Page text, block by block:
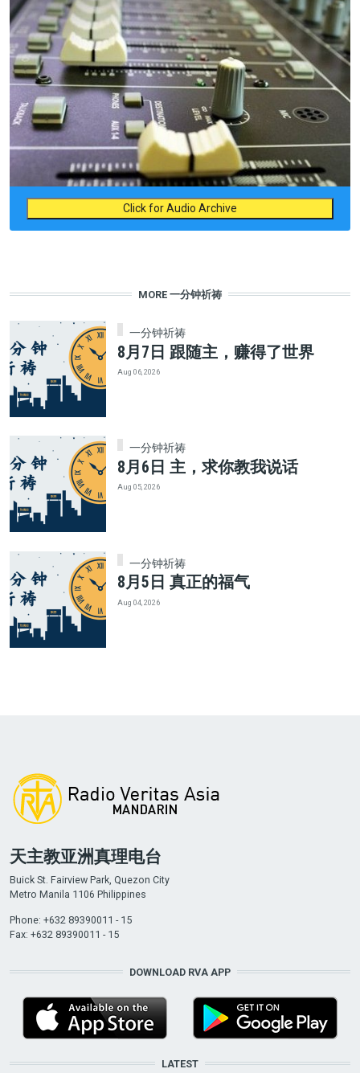
Click for Audio Archive
MORE 一分钟祈祷
一分钟祈祷
8月7日 跟随主，赚得了世界
Aug 06, 2026
一分钟祈祷
8月6日 主，求你教我说话
Aug 05, 2026
一分钟祈祷
8月5日 真正的福气
Aug 04, 2026
天主教亚洲真理电台
Buick St. Fairview Park, Quezon City
Metro Manila 1106 Philippines
Phone: +632 89390011 - 15
Fax: +632 89390011 - 15
DOWNLOAD RVA APP
LATEST